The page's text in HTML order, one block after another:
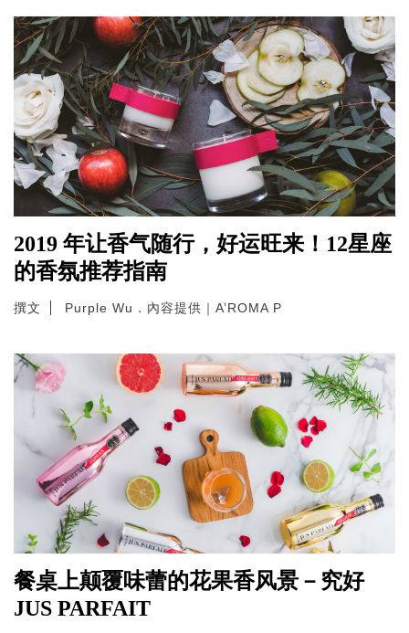
2019 年让香气随行，好运旺来！12星座
的香氛推荐指南
撰文 Purple Wu．內容提供｜A’ROMA P
餐桌上颠覆味蕾的花果香风景－究好
JUS PARFAIT